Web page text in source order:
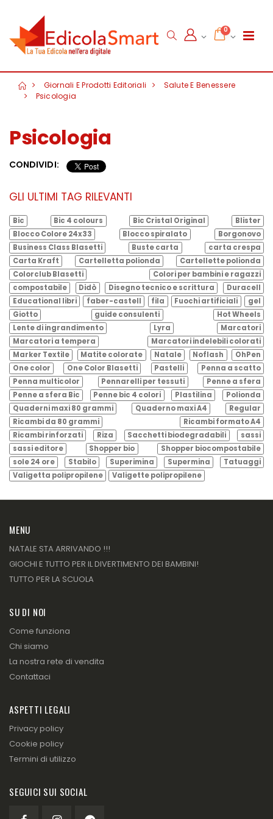
0
Giornali E Prodotti Editoriali
Salute E Benessere
Psicologia
Psicologia
CONDIVIDI:
GLI ULTIMI TAG RILEVANTI
Bic Bic 4 colours Bic Cristal Original
Blister
Blocco Colore 24x33
Blocco spiralato
Borgonovo
Business Class Blasetti
Buste carta
carta crespa
Carta Kraft
Cartelletta polionda
Cartellette polionda
Colorclub Blasetti
Colori per bambini e ragazzi
compostabile
Didò Disegno tecnico e scrittura
Duracell
Educational libri
faber-castell fila Fuochi artificiali
gel
Giotto
guide consulenti
Hot Wheels
Lente di ingrandimento
Lyra
Marcatori
Marcatori a tempera
Marcatori indelebili colorati
Marker Textile
Matite colorate Natale Noflash
OhPen
One color
One Color Blasetti Pastelli
Penna a scatto
Penna multicolor
Pennarelli per tessuti
Penne a sfera
Penne a sfera Bic
Penne bic 4 colori Plastilina
Polionda
Quaderni maxi 80 grammi
Quaderno maxi A4
Regular
Ricambi da 80 grammi
Ricambi formato A4
Ricambi rinforzati
Riza Sacchetti biodegradabili
sassi
sassi editore
Shopper bio
Shopper biocompostabile
sole 24 ore
Stabilo Superimina Supermina
Tatuaggi
Valigetta polipropilene
Valigette polipropilene
MENU
NATALE STA ARRIVANDO !!!
GIOCHI E TUTTO PER IL DIVERTIMENTO DEI BAMBINI!
TUTTO PER LA SCUOLA
SU DI NOI
Come funziona
Chi siamo
La nostra rete di vendita
Contattaci
ASPETTI LEGALI
Privacy policy
Cookie policy
Termini di utilizzo
SEGUICI SUI SOCIAL